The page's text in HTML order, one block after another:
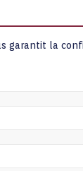
garantit la